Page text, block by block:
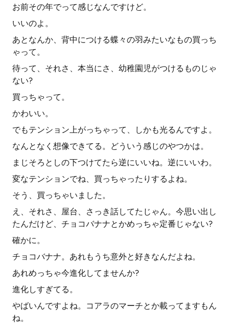
お前その年でって感じなんですけど。
いいのよ。
あとなんか、背中につける蝶々の羽みたいなもの買っち
ゃって。
待って、それさ、本当にさ、幼稚園児がつけるものじゃ
ない?
買っちゃって。
かわいい。
でもテンション上がっちゃって、しかも光るんですよ。
なんとなく想像できてる。どういう感じのやつかは。
まじそろとしの下つけてたら逆にいいね。逆にいいわ。
変なテンションでね、買っちゃったりするよね。
そう、買っちゃいました。
え、それさ、屋台、さっき話してたじゃん。今思い出し
たんだけど、チョコバナナとかめっちゃ定番じゃない?
確かに。
チョコバナナ。あれもうち意外と好きなんだよね。
あれめっちゃ今進化してませんか?
進化しすぎてる。
やばいんですよね。コアラのマーチとか載ってますもん
ね。